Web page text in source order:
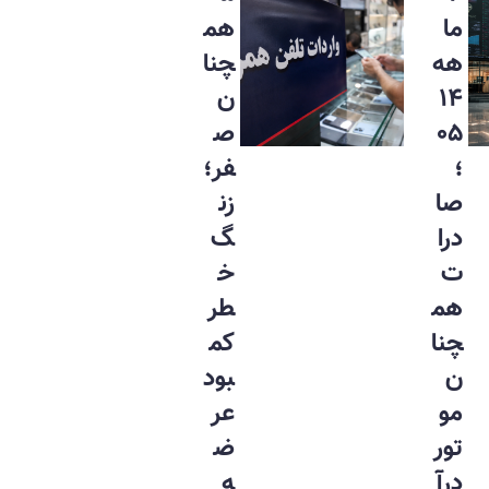
ما
هه
۱۴
۰۵
؛
صا
درا
ت
هم
چنا
ن
مو
تور
هم
چنا
ن
ص
فر؛
زن
گ
خ
طر
کم
بود
عر
ض